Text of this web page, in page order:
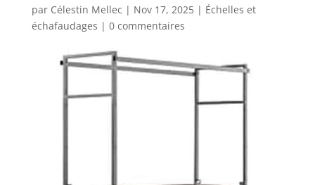
par Célestin Mellec | Nov 17, 2025| Échelles et
échafaudages | 0 commentaires